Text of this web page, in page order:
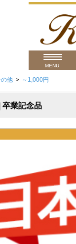
MENU
用途から
商品カテゴリ
価格帯から
の他 > ～1,000円
卒業記念品